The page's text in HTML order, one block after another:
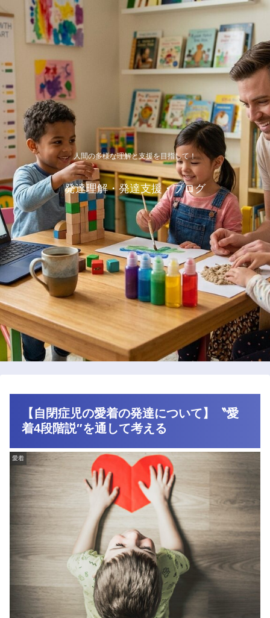
人間の多様な理解と支援を目指して！
発達理解・発達支援・ブログ
【自閉症児の愛着の発達について】〝愛
着4段階説″を通して考える
愛着